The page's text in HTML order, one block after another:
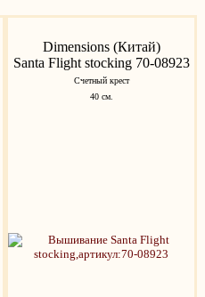
Dimensions (Китай)
Santa Flight stocking 70-08923
Счетный крест
40 см.